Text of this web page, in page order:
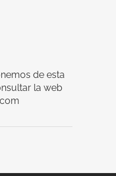
de esta
la web